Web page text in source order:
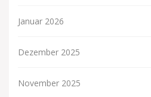
Januar 2026
Dezember 2025
November 2025